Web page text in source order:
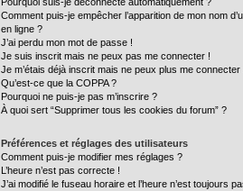
Comment puis-je empêcher l’apparition de mon nom
en ligne ?
J’ai perdu mon mot de passe !
Je suis inscrit mais ne peux pas me connecter !
Je m’étais déjà inscrit mais ne peux plus me connecter
Qu’est-ce que la COPPA ?
Pourquoi ne puis-je pas m’inscrire ?
À quoi sert “Supprimer tous les cookies du forum” ?
Préférences et réglages des utilisateurs
Comment puis-je modifier mes réglages ?
L’heure n’est pas correcte !
J’ai modifié le fuseau horaire et l’heure n’est toujours